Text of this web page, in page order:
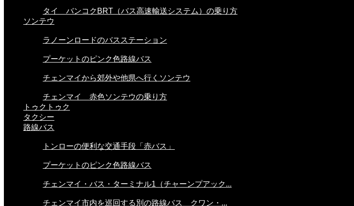
タイ バンコクBRT（バス高速輸送システム）の乗り方
ソンテウ
ラノーンロードのバスステーション
プーケットのピンク色路線バス
チェンマイから郊外や他県へ行くソンテウ
チェンマイ 赤色ソンテウの乗り方
トゥクトゥク
タクシー
路線バス
トンローの便利な交通手段「赤バス」
プーケットのピンク色路線バス
チェンマイ・バス・ターミナル1（チャーンプアック...
チェンマイ市内を巡回する別の路線バス クワン・...